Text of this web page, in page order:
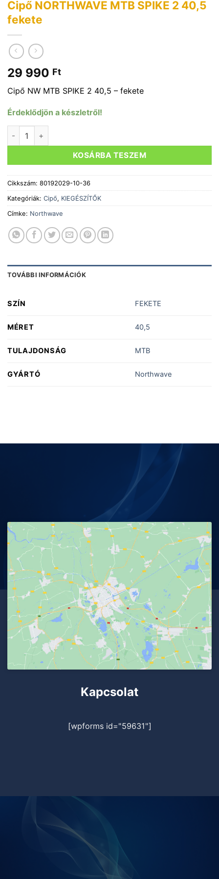
Cipő NORTHWAVE MTB SPIKE 2 40,5
fekete
29 990 Ft
Cipő NW MTB SPIKE 2 40,5 – fekete
Érdeklődjön a készletről!
KOSÁRBA TESZEM
Cikkszám: 80192029-10-36
Kategóriák: Cipő, KIEGÉSZÍTŐK
Címke: Northwave
TOVÁBBI INFORMÁCIÓK
SZÍN FEKETE
MÉRET 40,5
TULAJDONSÁG MTB
GYÁRTÓ Northwave
Kapcsolat
[wpforms id="59631"]